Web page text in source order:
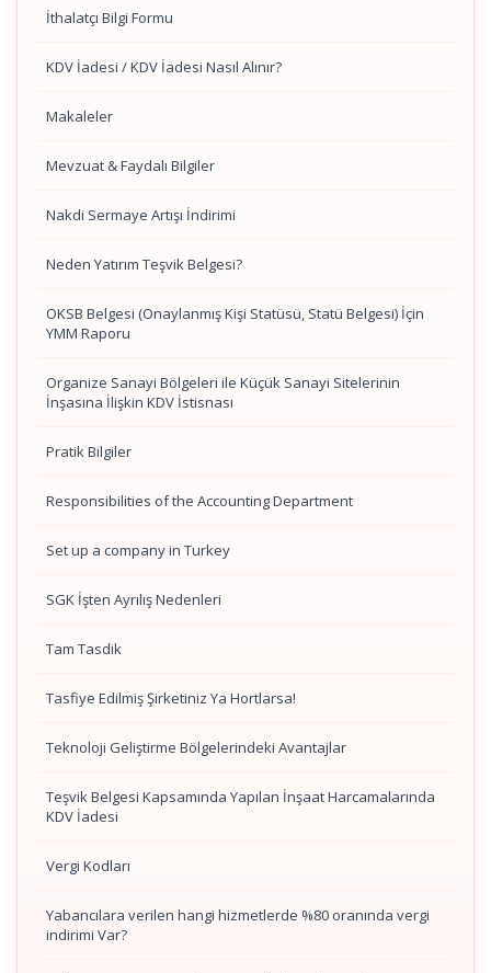
İthalatçı Bilgi Formu
KDV İadesi / KDV İadesi Nasıl Alınır?
Makaleler
Mevzuat & Faydalı Bilgiler
Nakdi Sermaye Artışı İndirimi
Neden Yatırım Teşvik Belgesi?
OKSB Belgesi (Onaylanmış Kişi Statüsü, Statü Belgesi) İçin
YMM Raporu
Organize Sanayi Bölgeleri ile Küçük Sanayi Sitelerinin
İnşasına İlişkin KDV İstisnası
Pratik Bilgiler
Responsibilities of the Accounting Department
Set up a company in Turkey
SGK İşten Ayrılış Nedenleri
Tam Tasdik
Tasfiye Edilmiş Şirketiniz Ya Hortlarsa!
Teknoloji Geliştirme Bölgelerindeki Avantajlar
Teşvik Belgesi Kapsamında Yapılan İnşaat Harcamalarında
KDV İadesi
Vergi Kodları
Yabancılara verilen hangi hizmetlerde %80 oranında vergi
indirimi Var?